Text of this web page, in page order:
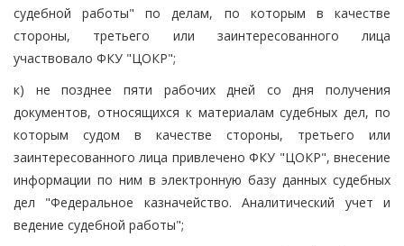
судебной работы" по делам, по которым в качестве
стороны, третьего или заинтересованного лица
участвовало ФКУ "ЦОКР";
к) не позднее пяти рабочих дней со дня получения
документов, относящихся к материалам судебных дел, по
которым судом в качестве стороны, третьего или
заинтересованного лица привлечено ФКУ "ЦОКР", внесение
информации по ним в электронную базу данных судебных
дел "Федеральное казначейство. Аналитический учет и
ведение судебной работы";